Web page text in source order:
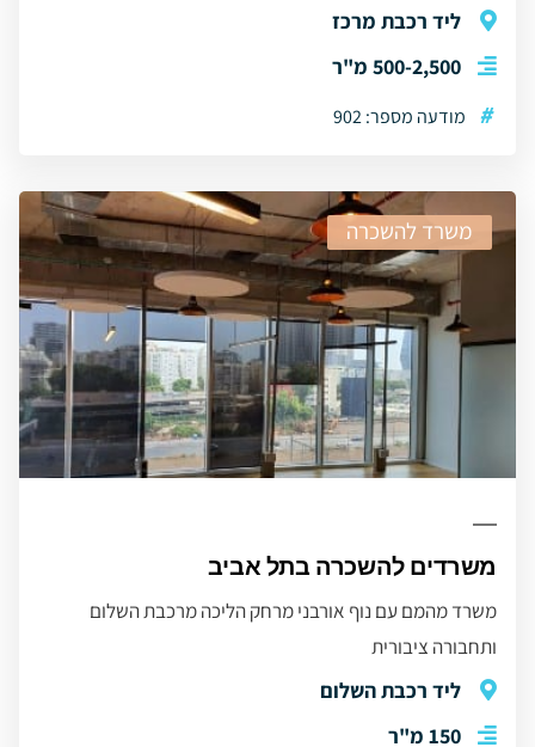
ליד רכבת מרכז
500-2,500 מ"ר
# מודעה מספר: 902
משרד להשכרה
משרדים להשכרה בתל אביב
משרד מהמם עם נוף אורבני מרחק הליכה מרכבת השלום
ותחבורה ציבורית
ליד רכבת השלום
150 מ"ר